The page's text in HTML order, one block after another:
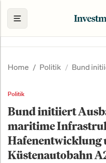
Home Politik Bund
Politik
Bund initiiert
maritime
Hafenentwicklung
Küstenautobahn